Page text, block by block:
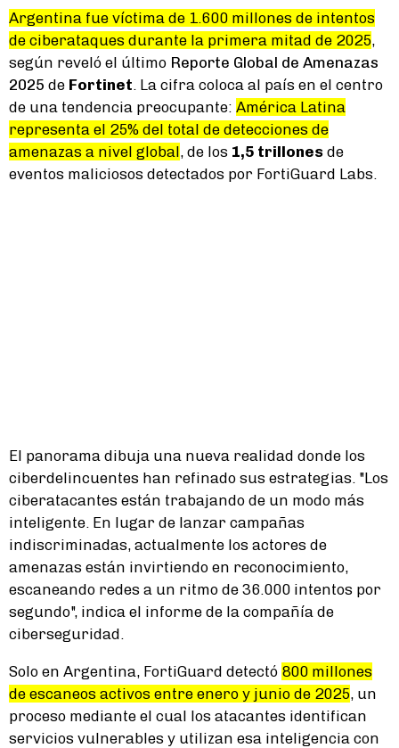
Argentina fue víctima de 1.600 millones de intentos
de ciberataques durante la primera mitad de 2025,
según reveló el último Reporte Global de Amenazas
2025 de Fortinet . La cifra coloca al país en el centro
de una tendencia preocupante: América Latina
representa el 25% del total de detecciones de
amenazas a nivel global, de los 1,5 trillones de
eventos maliciosos detectados por FortiGuard Labs.
El panorama dibuja una nueva realidad donde los
ciberdelincuentes han refinado sus estrategias. "Los
ciberatacantes están trabajando de un modo más
inteligente. En lugar de lanzar campañas
indiscriminadas, actualmente los actores de
amenazas están invirtiendo en reconocimiento,
escaneando redes a un ritmo de 36.000 intentos por
segundo", indica el informe de la compañía de
ciberseguridad.
Solo en Argentina, FortiGuard detectó 800 millones
de escaneos activos entre enero y junio de 2025, un
proceso mediante el cual los atacantes identifican
servicios vulnerables y utilizan esa inteligencia con